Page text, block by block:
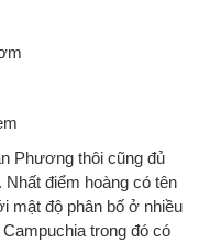
Phương thôi cũng đủ
Nhất điểm hoàng có tên
mật độ phân bố ở nhiều
trong đó có